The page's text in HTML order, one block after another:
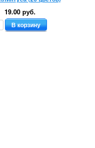
19.00 руб.
В корзину